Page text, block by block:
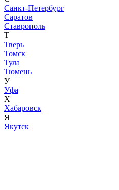
Санкт-Петербург
Саратов
Ставрополь
Т
Тверь
Томск
Тула
Тюмень
У
Уфа
Х
Хабаровск
Я
Якутск